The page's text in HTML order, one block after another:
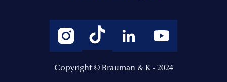
Copyright © Brauman & K - 2024